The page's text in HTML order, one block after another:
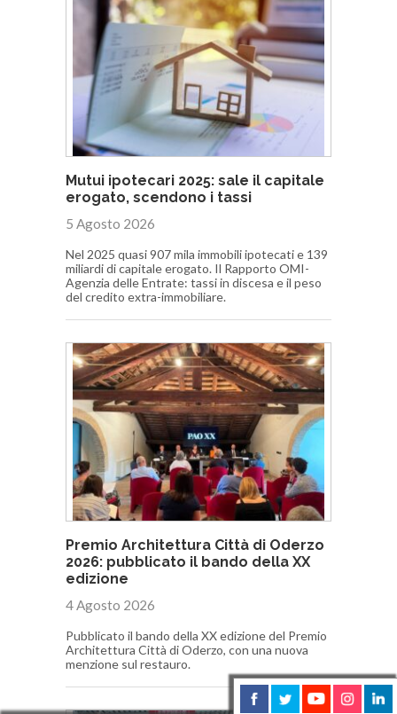
Mutui ipotecari 2025: sale il capitale
erogato, scendono i tassi
5 Agosto 2026
Nel 2025 quasi 907 mila immobili ipotecati e 139
miliardi di capitale erogato. Il Rapporto OMI-
Agenzia delle Entrate: tassi in discesa e il peso
del credito extra-immobiliare.
Premio Architettura Città di Oderzo
2026: pubblicato il bando della XX
edizione
4 Agosto 2026
Pubblicato il bando della XX edizione del Premio
Architettura Città di Oderzo, con una nuova
menzione sul restauro.